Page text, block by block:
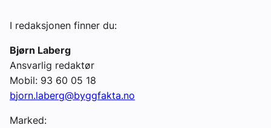
I redaksjonen finner du:
Bjørn Laberg
Ansvarlig redaktør
Mobil: 93 60 05 18
bjorn.laberg@byggfakta.no
Marked: